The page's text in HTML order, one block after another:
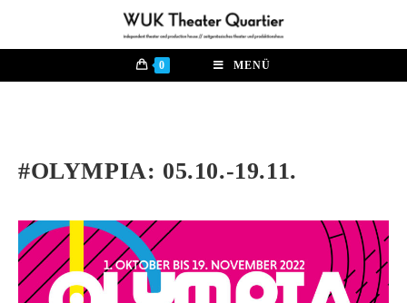
0 MENÜ
#OLYMPIA: 05.10.-19.11.